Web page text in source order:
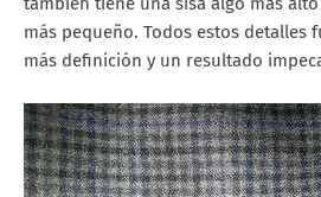
más pequeño. Todos estos detalles
más definición y un resultado